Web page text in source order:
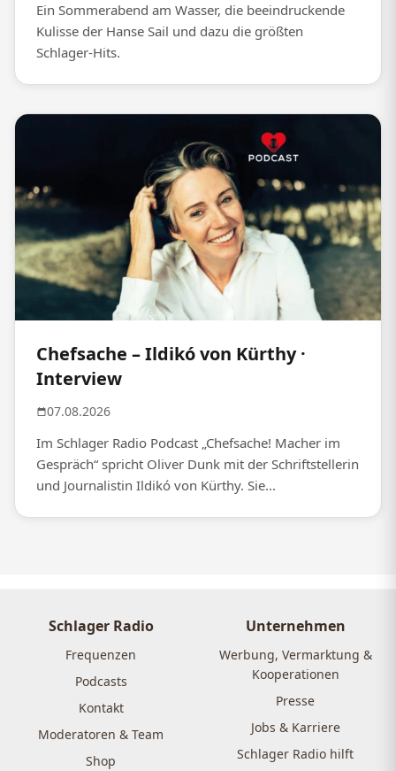
Ein Sommerabend am Wasser, die beeindruckende
Kulisse der Hanse Sail und dazu die größten
Schlager-Hits.
Chefsache – Ildikó von Kürthy ·
Interview
07.08.2026
Im Schlager Radio Podcast „Chefsache! Macher im
Gespräch“ spricht Oliver Dunk mit der Schriftstellerin
und Journalistin Ildikó von Kürthy. Sie...
Schlager Radio
Frequenzen
Podcasts
Kontakt
Moderatoren & Team
Shop
Unternehmen
Werbung, Vermarktung &
Kooperationen
Presse
Jobs & Karriere
Schlager Radio hilft